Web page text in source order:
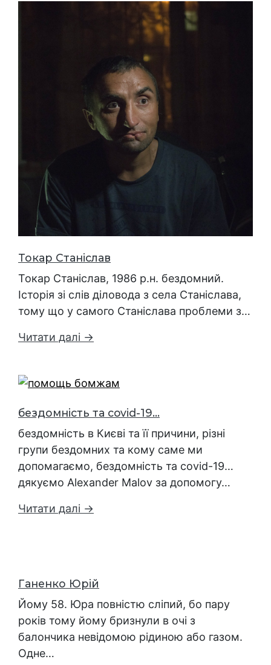
Токар Станіслав
Токар Станіслав, 1986 р.н. бездомний.
Історія зі слів діловода з села Станіслава,
тому що у самого Станіслава проблеми з…
Читати далі →
бездомність та covid-19...
бездомність в Києві та її причини, різні
групи бездомних та кому саме ми
допомагаємо, бездомність та covid-19…
дякуємо Alexander Malov за допомогу…
Читати далі →
Ганенко Юрій
Йому 58. Юра повністю сліпий, бо пару
років тому йому бризнули в очі з
балончика невідомою рідиною або газом.
Одне…